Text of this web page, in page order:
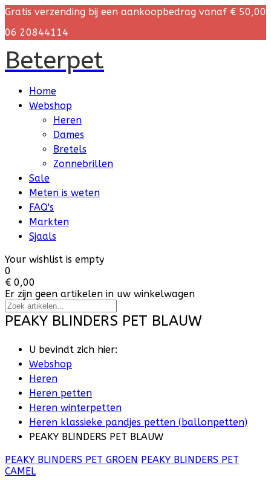
Gratis verzending bij een aankoopbedrag vanaf € 50,00
06 20844114
Beterpet
Home
Webshop
Heren
Dames
Bretels
Zonnebrillen
Sale
Meten is weten
FAQ's
Markten
Sjaals
Your wishlist is empty
0
€ 0,00
Er zijn geen artikelen in uw winkelwagen
PEAKY BLINDERS PET BLAUW
U bevindt zich hier:
Webshop
Heren
Heren petten
Heren winterpetten
Heren klassieke pandjes petten (ballonpetten)
PEAKY BLINDERS PET BLAUW
PEAKY BLINDERS PET GROEN PEAKY BLINDERS PET
CAMEL